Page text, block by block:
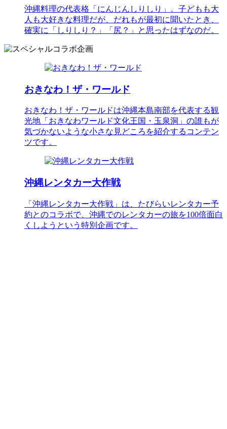
沖縄料理の代表格「にんじんしりしり」。子どもも大
人も大好きな料理だが、だれもが最初に聞いたとき、
確実に「しりしり？」「尻？」と思ったはずなのだ。
おきなわ！ザ・ワールド
おきなわ！ザ・ワールドは沖縄本島南部を代表する観
光地「おきなわワールド文化王国・玉泉洞」の誰もが
気づかないような小さな見どころを紹介するコンテン
ツです。
沖縄レンタカー大作戦
「沖縄レンタカー大作戦」は、たびらいレンタカー予
約とのコラボで、沖縄でのレンタカーの旅を100倍面白
くしようという特別企画です。